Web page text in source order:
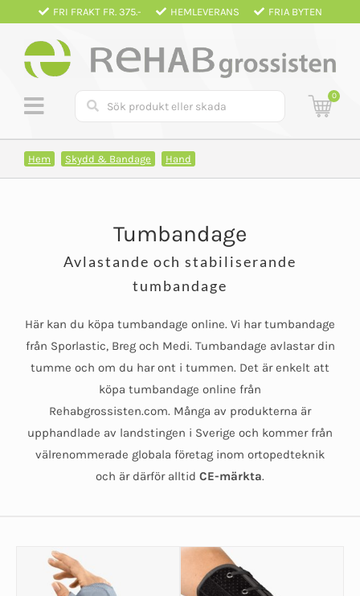
Fortsätt
innehållet
FRI FRAKT FR. 375.- HEMLEVERANS FRIA BYTEN
0
Hem Skydd & Bandage Hand
Tumbandage
Avlastande och stabiliserande
tumbandage
Här kan du köpa tumbandage online. Vi har tumbandage
från Sporlastic, Breg och Medi. Tumbandage avlastar din
tumme och om du har ont i tummen. Det är enkelt att
köpa tumbandage online från
Rehabgrossisten.com. Många av produkterna är
upphandlade av landstingen i Sverige och kommer från
välrenommerade globala företag inom ortopedteknik
och är därför alltid CE-märkta.